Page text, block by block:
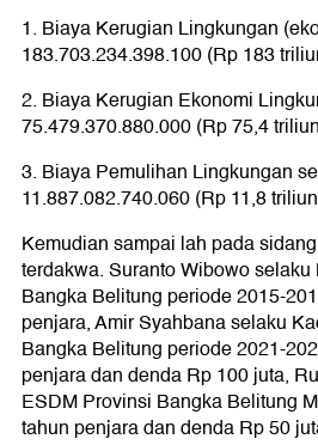
1. Biaya Kerugian Lingkungan
183.703.234.398.100 (Rp 183
2. Biaya Kerugian Ekonomi
75.479.370.880.000 (Rp 75,4
3. Biaya Pemulihan Lingkungan
11.887.082.740.060 (Rp 11,8
Kemudian sampai lah pada
terdakwa. Suranto Wibowo
Bangka Belitung periode 2015-
penjara, Amir Syahbana selaku
Bangka Belitung periode 2021-
penjara dan denda Rp 100 juta,
ESDM Provinsi Bangka Belitung
tahun penjara dan denda Rp 50